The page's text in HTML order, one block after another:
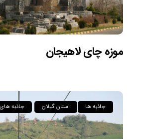
موزه چای لاهیجان
جاذبه ها استان گیلان جاذبه